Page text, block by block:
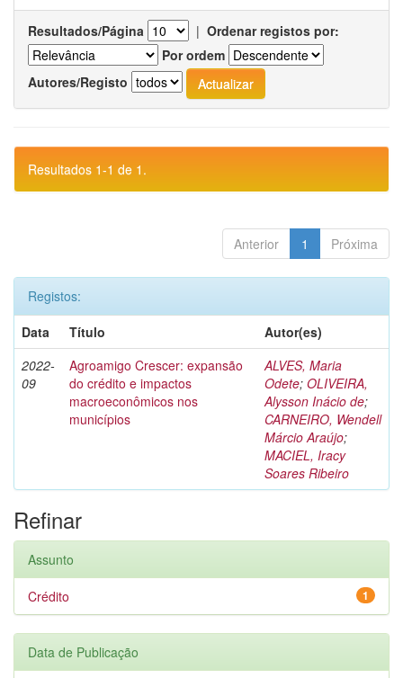
Resultados/Página | Ordenar registos por:
Por ordem
Autores/Registo
Resultados 1-1 de 1.
Anterior 1 Próxima
Registos:
Data
Título
Autor(es)
2022-
09
Agroamigo Crescer: expansão
do crédito e impactos
macroeconômicos nos
municípios
ALVES, Maria
Odete; OLIVEIRA,
Alysson Inácio de;
CARNEIRO, Wendell
Márcio Araújo;
MACIEL, Iracy
Soares Ribeiro
Refinar
Assunto
1
Crédito
Data de Publicação